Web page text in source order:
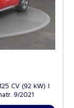
CV (92 kW)
9/2021